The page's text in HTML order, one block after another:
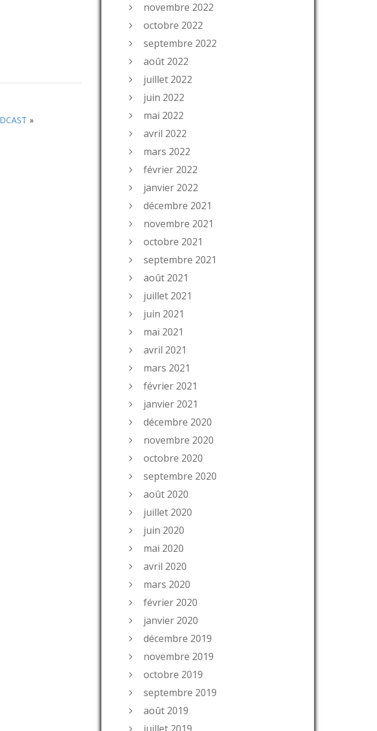
»
novembre 2022
octobre 2022
septembre 2022
août 2022
juillet 2022
juin 2022
mai 2022
avril 2022
mars 2022
février 2022
janvier 2022
décembre 2021
novembre 2021
octobre 2021
septembre 2021
août 2021
juillet 2021
juin 2021
mai 2021
avril 2021
mars 2021
février 2021
janvier 2021
décembre 2020
novembre 2020
octobre 2020
septembre 2020
août 2020
juillet 2020
juin 2020
mai 2020
avril 2020
mars 2020
février 2020
janvier 2020
décembre 2019
novembre 2019
octobre 2019
septembre 2019
août 2019